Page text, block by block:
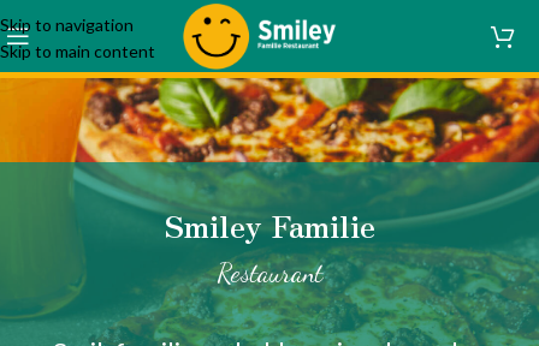
Skip to navigation
Skip to main content
Smiley Familie
Restaurant